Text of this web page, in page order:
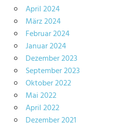
April 2024
März 2024
Februar 2024
Januar 2024
Dezember 2023
September 2023
Oktober 2022
Mai 2022
April 2022